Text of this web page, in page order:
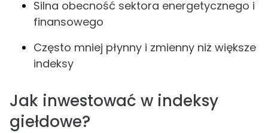
Silna obecność sektora energetycznego i
finansowego
Często mniej płynny i zmienny niż większe
indeksy
Jak inwestować w indeksy
giełdowe?